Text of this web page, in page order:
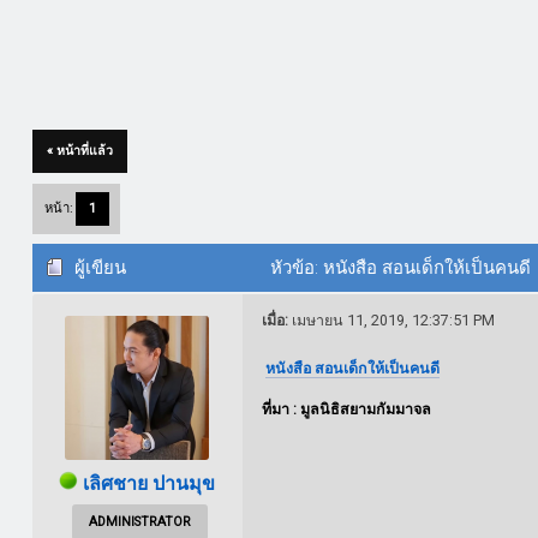
« หน้าที่แล้ว
หน้า: 1
ผู้เขียน หัวข้อ: หนังสือ สอนเด็กให้เป็นคนดี
เลิศชาย ปานมุข
ADMINISTRATOR
เมื่อ:เมษายน 11, 2019, 12:37:51 PM
หนังสือ สอนเด็กให้เป็นคนดี
ที่มา : มูลนิธิสยามกัมมาจล